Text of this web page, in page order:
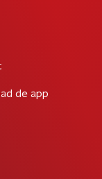
de app